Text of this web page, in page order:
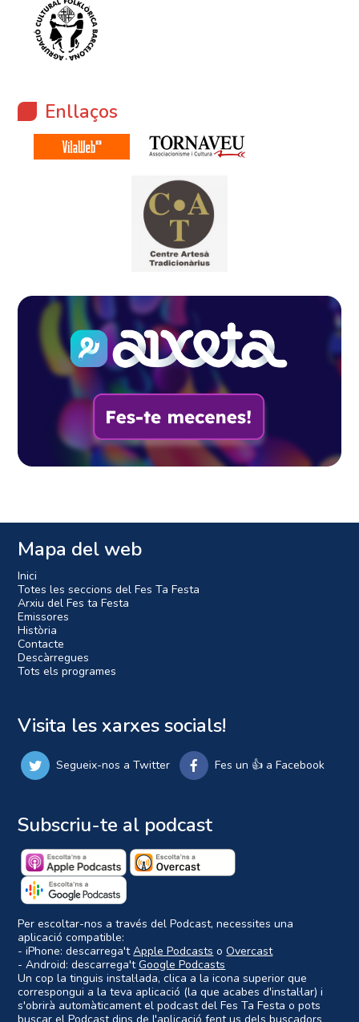
Enllaços
Mapa del web
Inici
Totes les seccions del Fes Ta Festa
Arxiu del Fes ta Festa
Emissores
Història
Contacte
Descàrregues
Tots els programes
Visita les xarxes socials!
Segueix-nos a Twitter Fes un 👍 a Facebook
Subscriu-te al podcast
Per escoltar-nos a través del Podcast, necessites una
aplicació compatible:
- iPhone: descarrega'tApple Podcasts oOvercast
- Android: descarrega'tGoogle Podcasts
Un cop la tinguis instal·lada, clica a la icona superior que
correspongui a la teva aplicació (la que acabes d'instal·lar) i
s'obrirà automàticament el podcast del Fes Ta Festa o pots